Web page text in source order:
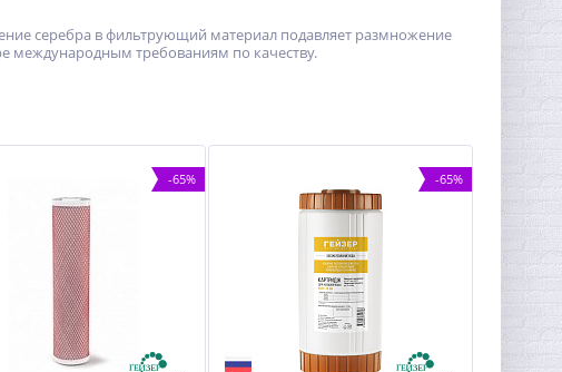
серебра в фильтрующий материал подавляет размножение
международным требованиям по качеству.
-65% -65%